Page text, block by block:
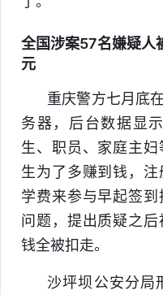
全国涉案57名嫌疑人
元
重庆警方七月底
务器，后台数据显
生、职员、家庭主
生为了多赚到钱，
学费来参与早起签
问题，提出质疑之后
钱全被扣走。
沙坪坝公安分局